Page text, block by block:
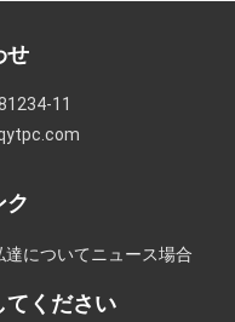
せ
11
ク
達について ニュース場合
てください